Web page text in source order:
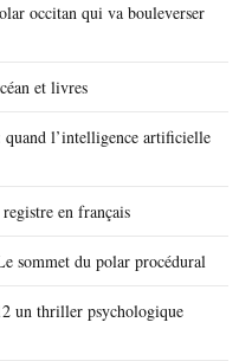
occitan qui va bouleverser
et livres
l’intelligence artificielle
en français
sommet du polar procédural
un thriller psychologique